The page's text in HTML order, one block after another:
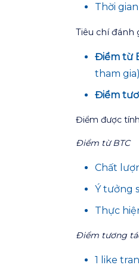
Thời
Tiêu chí đánh
Điểm từ
tham
Điểm
Điểm được
Điểm từ BTC
Chất
Ý tưởng
Thực
Điểm tương
1 like